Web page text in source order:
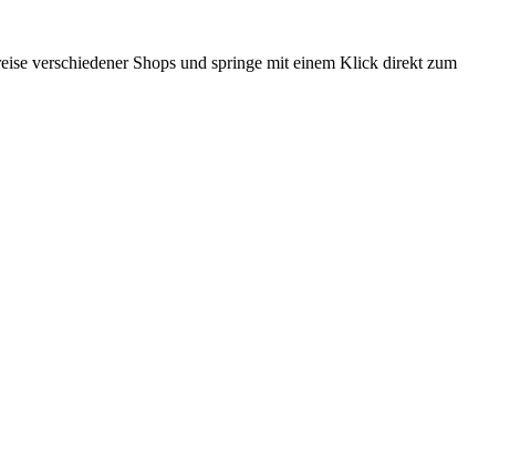
verschiedener Shops und springe mit einem Klick direkt zum